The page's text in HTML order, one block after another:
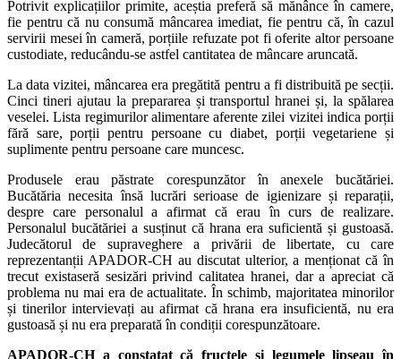
Potrivit explicațiilor primite, aceștia preferă să mănânce în camere,
fie pentru că nu consumă mâncarea imediat, fie pentru că, în cazul
servirii mesei în cameră, porțiile refuzate pot fi oferite altor persoane
custodiate, reducându-se astfel cantitatea de mâncare aruncată.
La data vizitei, mâncarea era pregătită pentru a fi distribuită pe secții.
Cinci tineri ajutau la prepararea și transportul hranei și, la spălarea
veselei. Lista regimurilor alimentare aferente zilei vizitei indica porții
fără sare, porții pentru persoane cu diabet, porții vegetariene și
suplimente pentru persoane care muncesc.
Produsele erau păstrate corespunzător în anexele bucătăriei.
Bucătăria necesita însă lucrări serioase de igienizare și reparații,
despre care personalul a afirmat că erau în curs de realizare.
Personalul bucătăriei a susținut că hrana era suficientă și gustoasă.
Judecătorul de supraveghere a privării de libertate, cu care
reprezentanții APADOR-CH au discutat ulterior, a menționat că în
trecut existaseră sesizări privind calitatea hranei, dar a apreciat că
problema nu mai era de actualitate. În schimb, majoritatea minorilor
și tinerilor intervievați au afirmat că hrana era insuficientă, nu era
gustoasă și nu era preparată în condiții corespunzătoare.
APADOR-CH a constatat că fructele și legumele lipseau în